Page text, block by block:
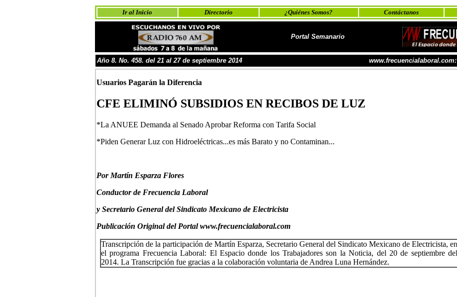
Ir al Inicio Directorio ¿Quiénes Somos? Contáctanos
Portal Semanario
Año 8. No. 458. del 21 al 27 de septiembre 2014
Usuarios Pagarán la Diferencia
CFE ELIMINÓ SUBSIDIOS EN RECIBOS DE LUZ
*La ANUEE Demanda al Senado Aprobar Reforma con Tarifa Social
*Piden Generar Luz con Hidroeléctricas...es más Barato y no Contaminan...
Por Martín Esparza Flores
Conductor de Frecuencia Laboral
y Secretario General del Sindicato Mexicano de Electricista
Publicación Original del Portal www.frecuencialaboral.com
Transcripción de la participación de Martín Esparza, Secretario General del Sindicato Mexicano de Electricista, en
el programa Frecuencia Laboral: El Espacio donde los Trabajadores son la Noticia, del 20 de septiembre del
2014. La Transcripción fue gracias a la colaboración voluntaria de Andrea Luna Hernández.